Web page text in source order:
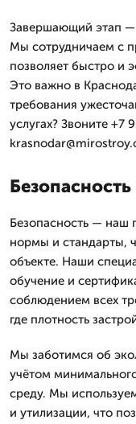
Завершающий этап —
Мы сотрудничаем с
позволяет быстро и
Это важно в
требования
услугах? Звоните +7
Безопасность — наш
нормы и стандарты,
объекте. Наши
обучение и
соблюдением всех
где плотность
Мы заботимся об
учётом
среду. Мы
и утилизации, что